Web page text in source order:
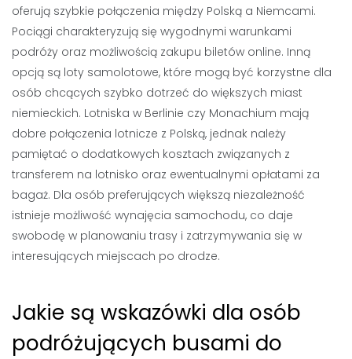
oferują szybkie połączenia między Polską a Niemcami.
Pociągi charakteryzują się wygodnymi warunkami
podróży oraz możliwością zakupu biletów online. Inną
opcją są loty samolotowe, które mogą być korzystne dla
osób chcących szybko dotrzeć do większych miast
niemieckich. Lotniska w Berlinie czy Monachium mają
dobre połączenia lotnicze z Polską, jednak należy
pamiętać o dodatkowych kosztach związanych z
transferem na lotnisko oraz ewentualnymi opłatami za
bagaż. Dla osób preferujących większą niezależność
istnieje możliwość wynajęcia samochodu, co daje
swobodę w planowaniu trasy i zatrzymywania się w
interesujących miejscach po drodze.
Jakie są wskazówki dla osób
podróżujących busami do